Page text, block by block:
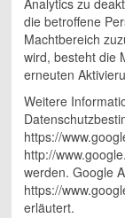
Analytics zu
die betroffene
Machtbereich
wird, besteht die
erneuten
Weitere
https://
http://
werden. Google
https://
erläutert.